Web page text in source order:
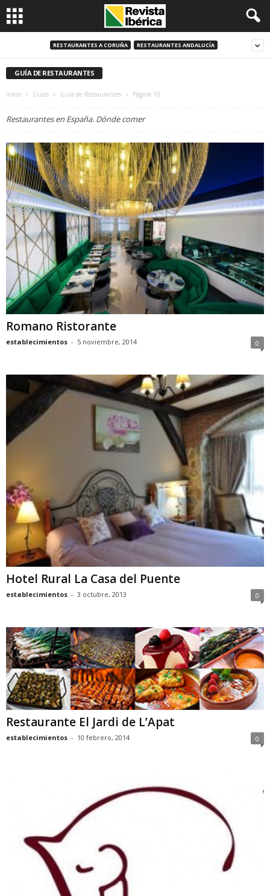
RESTAURANTES A CORUÑA RESTAURANTES ANDALUCÍA
GUÍA DE RESTAURANTES
Inicio Guías Guía de Restaurantes Página 10
Restaurantes en España. Dónde comer
Romano Ristorante
establecimientos - 5 noviembre, 2014 0
Hotel Rural La Casa del Puente
establecimientos - 3 octubre, 2013 0
Restaurante El Jardi de L’Apat
establecimientos - 10 febrero, 2014 0